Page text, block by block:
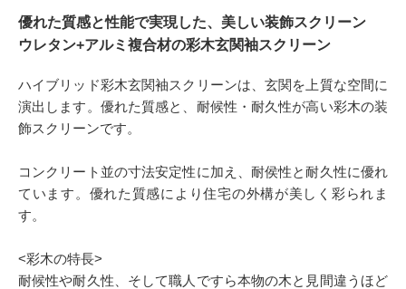
かたなび コラム
Q＆A 販売・施工代理店募集
お気に入り
優れた質感と性能で実現した、美しい装飾スクリーン
ウレタン+アルミ複合材の彩木玄関袖スクリーン
ハイブリッド彩木玄関袖スクリーンは、玄関を上質な空間に
演出します。優れた質感と、耐候性・耐久性が高い彩木の装
飾スクリーンです。
コンクリート並の寸法安定性に加え、耐侯性と耐久性に優れ
ています。優れた質感により住宅の外構が美しく彩られま
す。
<彩木の特長>
耐候性や耐久性、そして職人ですら本物の木と見間違うほど